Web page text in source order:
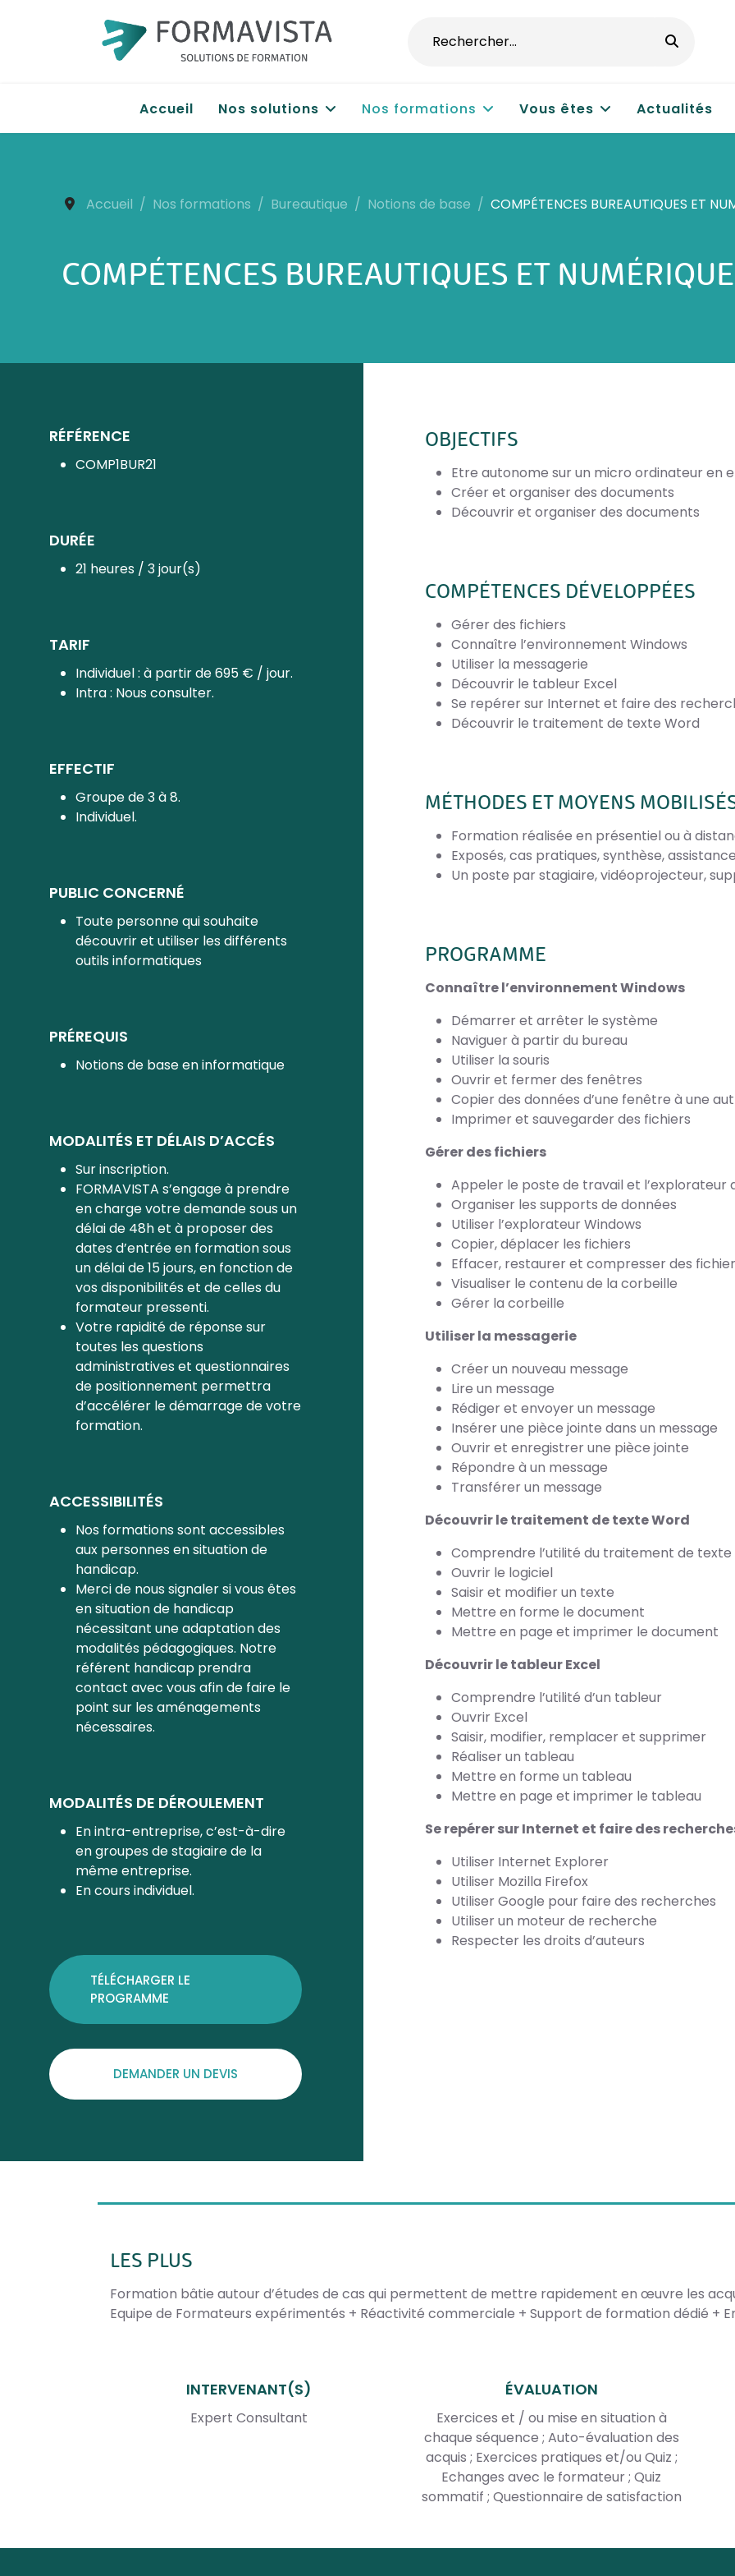
Accueil Nos solutions Nos formations Vous êtes Actualités
Accueil Nos formations Bureautique Notions de base COMPÉTENCES BUREAUTIQUES ET
COMPÉTENCES BUREAUTIQUES ET
RÉFÉRENCE
COMP1BUR21
DURÉE
21 heures / 3 jour(s)
TARIF
Individuel : à partir de 695 € / jour.
Intra : Nous consulter.
EFFECTIF
Groupe de 3 à 8.
Individuel.
PUBLIC CONCERNÉ
Toute personne qui souhaite
découvrir et utiliser les différents
outils informatiques
PRÉREQUIS
Notions de base en informatique
MODALITÉS ET DÉLAIS D’ACCÉS
Sur inscription.
FORMAVISTA s’engage à prendre
en charge votre demande sous un
délai de 48h et à proposer des
dates d’entrée en formation sous
un délai de 15 jours, en fonction de
vos disponibilités et de celles du
formateur pressenti.
Votre rapidité de réponse sur
toutes les questions
administratives et questionnaires
de positionnement permettra
d’accélérer le démarrage de votre
formation.
ACCESSIBILITÉS
Nos formations sont accessibles
aux personnes en situation de
handicap.
Merci de nous signaler si vous êtes
en situation de handicap
nécessitant une adaptation des
modalités pédagogiques. Notre
référent handicap prendra
contact avec vous afin de faire le
point sur les aménagements
nécessaires.
MODALITÉS DE DÉROULEMENT
En intra-entreprise, c’est-à-dire
en groupes de stagiaire de la
même entreprise.
En cours individuel.
TÉLÉCHARGER LE
PROGRAMME
DEMANDER UN DEVIS
OBJECTIFS
Etre autonome sur un micro ordinateur en
Créer et organiser des documents
Découvrir et organiser des documents
COMPÉTENCES DÉVELOPPÉES
Gérer des fichiers
Connaître l’environnement Windows
Utiliser la messagerie
Découvrir le tableur Excel
Se repérer sur Internet et faire des
Découvrir le traitement de texte Word
MÉTHODES ET MOYENS
Formation réalisée en présentiel ou à
Exposés, cas pratiques, synthèse,
Un poste par stagiaire, vidéoprojecteur,
PROGRAMME
Connaître l’environnement Windows
Démarrer et arrêter le système
Naviguer à partir du bureau
Utiliser la souris
Ouvrir et fermer des fenêtres
Copier des données d’une fenêtre à une
Imprimer et sauvegarder des fichiers
Gérer des fichiers
Appeler le poste de travail et l’explorateur
Organiser les supports de données
Utiliser l’explorateur Windows
Copier, déplacer les fichiers
Effacer, restaurer et compresser des
Visualiser le contenu de la corbeille
Gérer la corbeille
Utiliser la messagerie
Créer un nouveau message
Lire un message
Rédiger et envoyer un message
Insérer une pièce jointe dans un message
Ouvrir et enregistrer une pièce jointe
Répondre à un message
Transférer un message
Découvrir le traitement de texte Word
Comprendre l’utilité du traitement de texte
Ouvrir le logiciel
Saisir et modifier un texte
Mettre en forme le document
Mettre en page et imprimer le document
Découvrir le tableur Excel
Comprendre l’utilité d’un tableur
Ouvrir Excel
Saisir, modifier, remplacer et supprimer
Réaliser un tableau
Mettre en forme un tableau
Mettre en page et imprimer le tableau
Se repérer sur Internet et faire des
Utiliser Internet Explorer
Utiliser Mozilla Firefox
Utiliser Google pour faire des recherches
Utiliser un moteur de recherche
Respecter les droits d’auteurs
LES PLUS
Formation bâtie autour d’études de cas qui permettent de mettre rapidement en œuvre les
Equipe de Formateurs expérimentés + Réactivité commerciale + Support de formation dédié +
INTERVENANT(S)
Expert Consultant
ÉVALUATION
Exercices et / ou mise en situation à
chaque séquence ; Auto-évaluation des
acquis ; Exercices pratiques et/ou Quiz ;
Echanges avec le formateur ; Quiz
sommatif ; Questionnaire de satisfaction